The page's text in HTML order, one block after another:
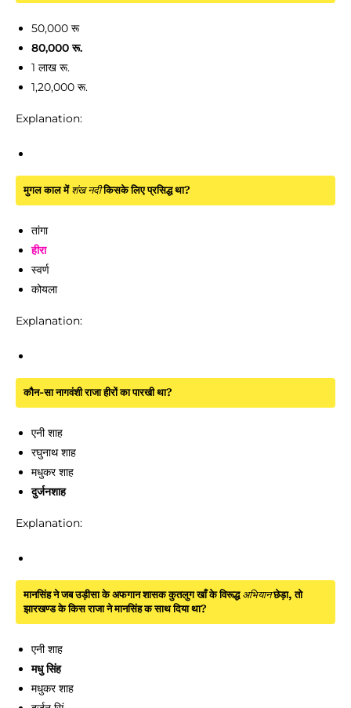
50,000 रू
80,000 रू.
1 लाख रू.
1,20,000 रू.
Explanation:
मुगल काल में शंख नदीकिसके लिए प्रसिद्ध था?
तांगा
हीरा
स्वर्ण
कोयला
Explanation:
कौन-सा नागवंशी राजा हीरों का पारखी था?
एनी शाह
रघुनाथ शाह
मधुकर शाह
दुर्जनशाह
Explanation:
मानसिंह ने जब उड़ीसा के अफगान शासक कुतलुग खाँ के विरूद्ध अभियानछेड़ा, तो
झारखण्ड के किस राजा ने मानसिंह क साथ दिया था?
एनी शाह
मधु सिंह
मधुकर शाह